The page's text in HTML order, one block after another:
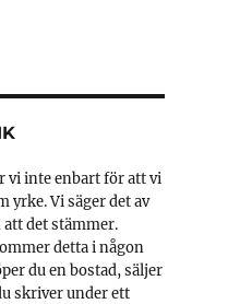
vi inte enbart för att vi
yrke. Vi säger det av
det stämmer.
detta i någon
du en bostad, säljer
skriver under ett